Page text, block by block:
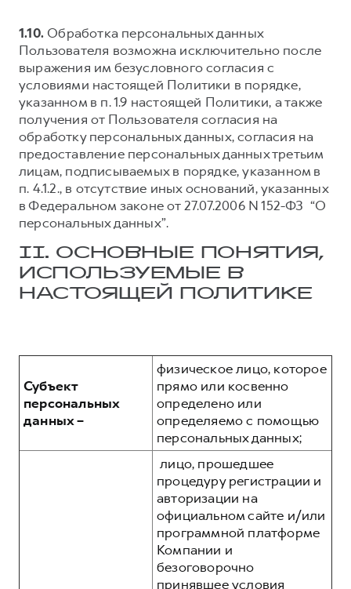
1.10. Обработка персональных данных
Пользователя возможна исключительно после
выражения им безусловного согласия с
условиями настоящей Политики в порядке,
указанном в п. 1.9 настоящей Политики, а также
получения от Пользователя согласия на
обработку персональных данных, согласия на
предоставление персональных данных третьим
лицам, подписываемых в порядке, указанном в
п. 4.1.2., в отсутствие иных оснований, указанных
в Федеральном законе от 27.07.2006 N 152-ФЗ “О
персональных данных”.
II. ОСНОВНЫЕ ПОНЯТИЯ,
ИСПОЛЬЗУЕМЫЕ В
НАСТОЯЩЕЙ ПОЛИТИКЕ
Субъект
персональных
данных –
физическое лицо, которое
прямо или косвенно
определено или
определяемо с помощью
персональных данных;
лицо, прошедшее
процедуру регистрации и
авторизации на
официальном сайте и/или
программной платформе
Компании и
безоговорочно
принявшее условия